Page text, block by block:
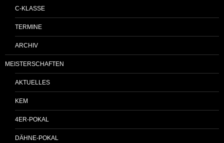
C-KLASSE
TERMINE
ARCHIV
MEISTERSCHAFTEN
AKTUELLES
KEM
4ER-POKAL
DÄHNE-POKAL